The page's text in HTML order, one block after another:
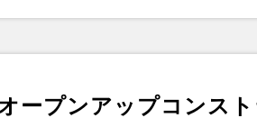
ープンアップコンス